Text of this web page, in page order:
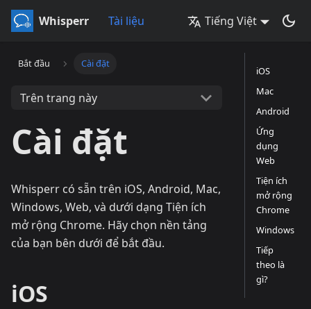
Whisperr Tài liệu Tiếng Việt
Bắt đầu Cài đặt
Trên trang này
Cài đặt
Whisperr có sẵn trên iOS, Android, Mac,
Windows, Web, và dưới dạng Tiện ích
mở rộng Chrome. Hãy chọn nền tảng
của bạn bên dưới để bắt đầu.
iOS
iOS
Mac
Android
Ứng
dụng
Web
Tiện ích
mở rộng
Chrome
Windows
Tiếp
theo là
gì?